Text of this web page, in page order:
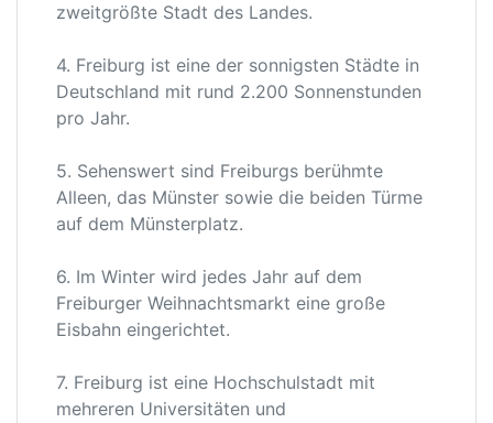
zweitgrößte Stadt des Landes.
4. Freiburg ist eine der sonnigsten Städte in
Deutschland mit rund 2.200 Sonnenstunden
pro Jahr.
5. Sehenswert sind Freiburgs berühmte
Alleen, das Münster sowie die beiden Türme
auf dem Münsterplatz.
6. Im Winter wird jedes Jahr auf dem
Freiburger Weihnachtsmarkt eine große
Eisbahn eingerichtet.
7. Freiburg ist eine Hochschulstadt mit
mehreren Universitäten und